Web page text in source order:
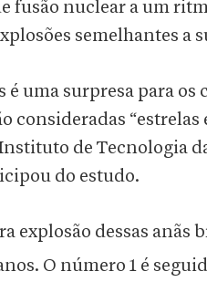
fusão nuclear a um
semelhantes a
é uma surpresa para
consideradas
de Tecnologia
do estudo.
explosão dessas anãs
O número 1 é